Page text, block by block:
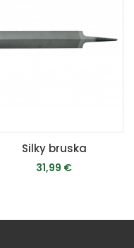
Silky bruska
31,99 €